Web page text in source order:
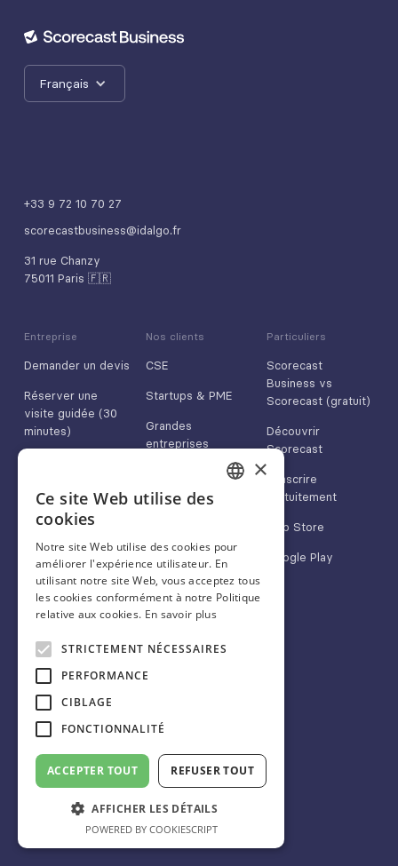
Français
+33 9 72 10 70 27
scorecastbusiness@idalgo.fr
31 rue Chanzy
75011 Paris 🇫🇷
Entreprise
Demander un devis
Réserver une
visite guidée (30
minutes)
App Store
Google Play
Nos clients
CSE
Startups & PME
Grandes
entreprises
Médias & marques
Particuliers
Scorecast
Business vs
Scorecast (gratuit)
Découvrir
Scorecast
S'inscrire
gratuitement
App Store
Google Play
Blog
FAQ
CGU
×
Ce site Web utilise des
cookies
Notre site Web utilise des cookies pour
améliorer l'expérience utilisateur. En
utilisant notre site Web, vous acceptez tous
les cookies conformément à notre Politique
relative aux cookies. En savoir plus
STRICTEMENT NÉCESSAIRES
PERFORMANCE
CIBLAGE
FONCTIONNALITÉ
ACCEPTER TOUT REFUSER TOUT
AFFICHER LES DÉTAILS
POWERED BY COOKIESCRIPT